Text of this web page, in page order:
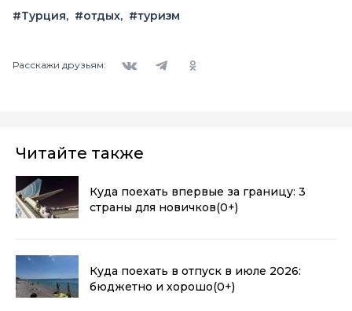
#Турция #отдых #туризм
Расскажи друзьям:
Читайте также
Куда поехать впервые за границу: 3
страны для новичков(0+)
Куда поехать в отпуск в июле 2026:
бюджетно и хорошо(0+)